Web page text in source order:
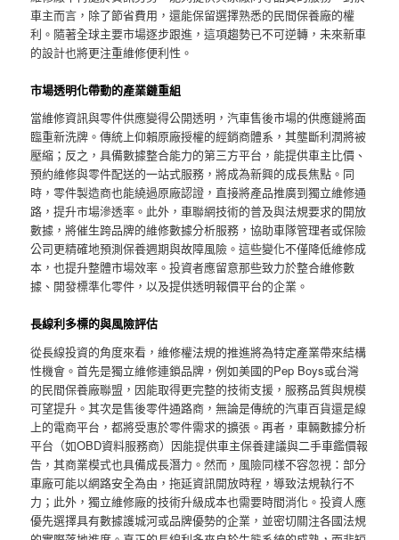
車主而言，除了節省費用，還能保留選擇熟悉的民間保養廠的權
利。隨著全球主要市場逐步跟進，這項趨勢已不可逆轉，未來新車
的設計也將更注重維修便利性。
市場透明化帶動的產業鏈重組
當維修資訊與零件供應變得公開透明，汽車售後市場的供應鏈將面
臨重新洗牌。傳統上仰賴原廠授權的經銷商體系，其壟斷利潤將被
壓縮；反之，具備數據整合能力的第三方平台，能提供車主比價、
預約維修與零件配送的一站式服務，將成為新興的成長焦點。同
時，零件製造商也能繞過原廠認證，直接將產品推廣到獨立維修通
路，提升市場滲透率。此外，車聯網技術的普及與法規要求的開放
數據，將催生跨品牌的維修數據分析服務，協助車隊管理者或保險
公司更精確地預測保養週期與故障風險。這些變化不僅降低維修成
本，也提升整體市場效率。投資者應留意那些致力於整合維修數
據、開發標準化零件，以及提供透明報價平台的企業。
長線利多標的與風險評估
從長線投資的角度來看，維修權法規的推進將為特定產業帶來結構
性機會。首先是獨立維修連鎖品牌，例如美國的Pep Boys或台灣
的民間保養廠聯盟，因能取得更完整的技術支援，服務品質與規模
可望提升。其次是售後零件通路商，無論是傳統的汽車百貨還是線
上的電商平台，都將受惠於零件需求的擴張。再者，車輛數據分析
平台（如OBD資料服務商）因能提供車主保養建議與二手車鑑價報
告，其商業模式也具備成長潛力。然而，風險同樣不容忽視：部分
車廠可能以網路安全為由，拖延資訊開放時程，導致法規執行不
力；此外，獨立維修廠的技術升級成本也需要時間消化。投資人應
優先選擇具有數據護城河或品牌優勢的企業，並密切關注各國法規